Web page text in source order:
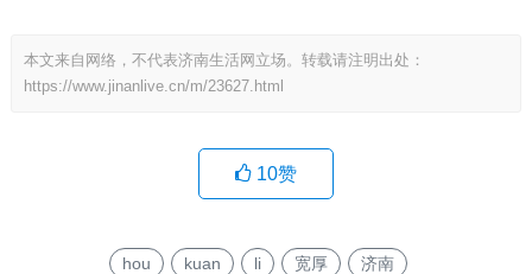
本文来自网络，不代表济南生活网立场。转载请注明出处：
https://www.jinanlive.cn/m/23627.html
10赞
hou kuan li 宽厚 济南